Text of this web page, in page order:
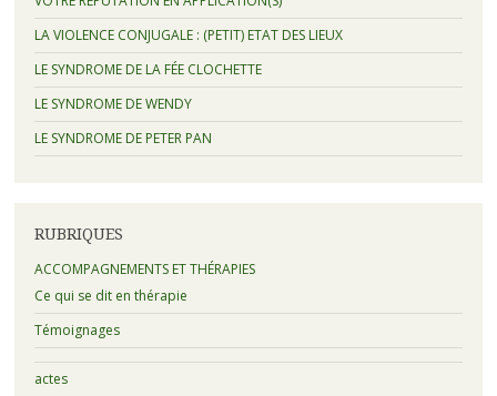
LA VIOLENCE CONJUGALE : (PETIT) ETAT DES LIEUX
LE SYNDROME DE LA FÉE CLOCHETTE
LE SYNDROME DE WENDY
LE SYNDROME DE PETER PAN
RUBRIQUES
ACCOMPAGNEMENTS ET THÉRAPIES
Ce qui se dit en thérapie
Témoignages
actes